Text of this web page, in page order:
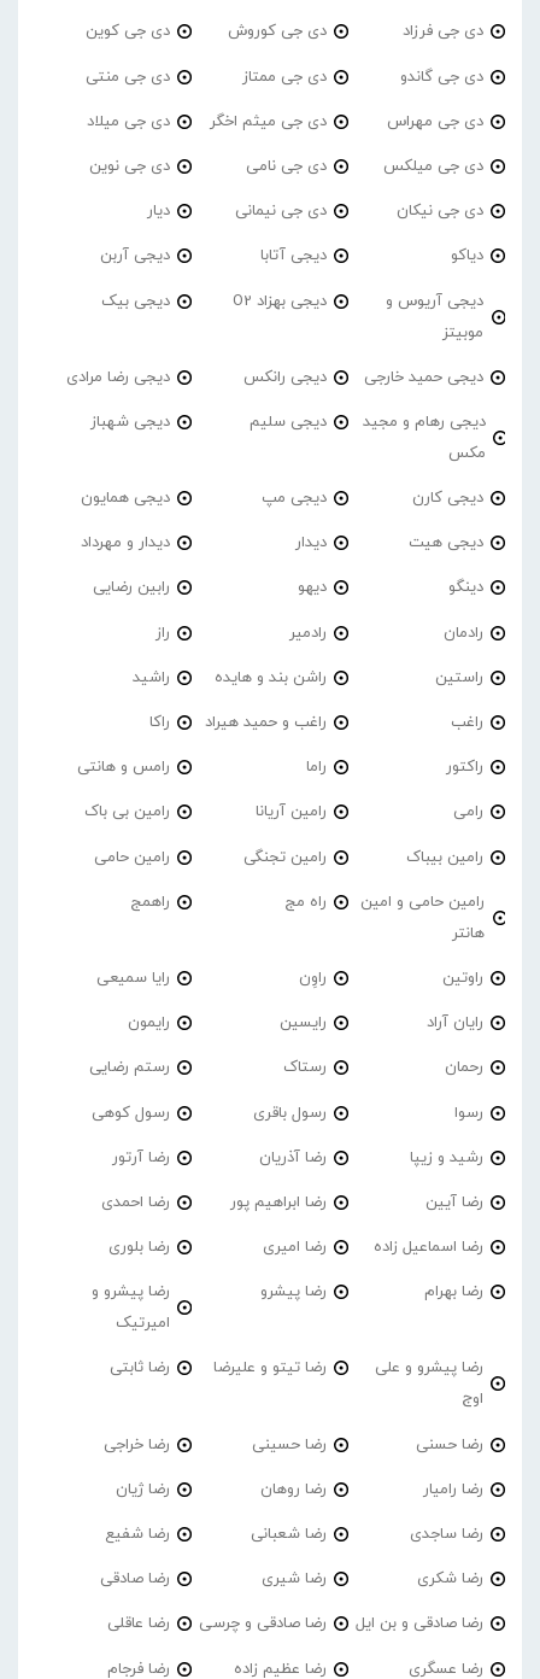
دی جی فرزاد دی جی کوروش دی جی کوین
دی جی گاندو دی جی ممتاز دی جی منتی
دی جی مهراس دی جی میثم اخگر دی جی میلاد
دی جی میلکس دی جی نامی دی جی نوین
دی جی نیکان دی جی نیمانی دیار
دیاکو دیجی آتابا دیجی آربن
دیجی آریوس و
موبیتز
دیجی بهزاد O2 دیجی بیک
دیجی حمید خارجی دیجی رانکس دیجی رضا مرادی
دیجی رهام و مجید
مکس
دیجی سلیم دیجی شهباز
دیجی کارن دیجی مپ دیجی همایون
دیجی هیت دیدار دیدار و مهرداد
دینگو دیهو رابین رضایی
رادمان رادمیر راز
راستین راشن بند و هایده راشید
راغب راغب و حمید هیراد راکا
راکتور راما رامس و هانتی
رامی رامین آریانا رامین بی باک
رامین بیباک رامین تجنگی رامین حامی
رامین حامی و امین
هانتر
راه مج راهمج
راوتین راوِن رایا سمیعی
رایان آراد رایسین رایمون
رحمان رستاک رستم رضایی
رسوا رسول باقری رسول کوهی
رشید و زیپا رضا آذریان رضا آرتور
رضا آیین رضا ابراهیم پور رضا احمدی
رضا اسماعیل زاده رضا امیری رضا بلوری
رضا بهرام رضا پیشرو
رضا پیشرو و
امیرتیک
رضا پیشرو و علی
اوج
رضا تیتو و علیرضا رضا ثابتی
رضا حسنی رضا حسینی رضا خراجی
رضا رامیار رضا روهان رضا ژیان
رضا ساجدی رضا شعبانی رضا شفیع
رضا شکری رضا شیری رضا صادقی
رضا صادقی و بن ایل رضا صادقی و چرسی رضا عاقلی
رضا عسگری رضا عظیم زاده رضا فرجام